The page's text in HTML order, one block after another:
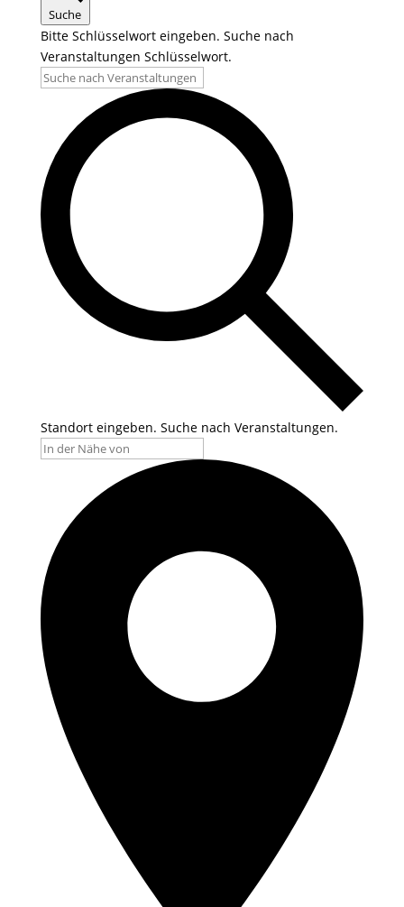
Suche
Bitte Schlüsselwort eingeben. Suche nach
Veranstaltungen Schlüsselwort.
Standort eingeben. Suche nach Veranstaltungen.